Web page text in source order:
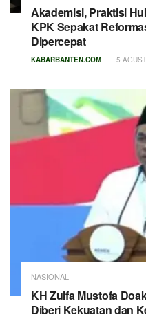
Akademisi, Praktisi
KPK Sepakat
Dipercepat
KABARBANTEN.COM 5
NASIONAL
KH Zulfa Mustofa
Diberi Kekuatan dan